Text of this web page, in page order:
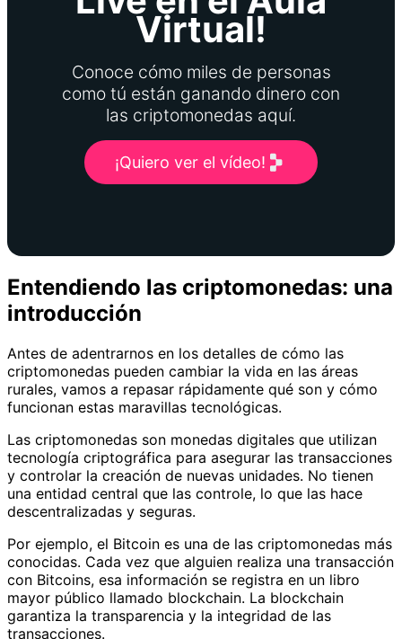
Virtual!
Conoce cómo miles de personas
como tú están ganando dinero con
las criptomonedas aquí.
¡Quiero ver el vídeo!
Entendiendo las criptomonedas: una
introducción
Antes de adentrarnos en los detalles de cómo las
criptomonedas pueden cambiar la vida en las áreas
rurales, vamos a repasar rápidamente qué son y cómo
funcionan estas maravillas tecnológicas.
Las criptomonedas son monedas digitales que utilizan
tecnología criptográfica para asegurar las transacciones
y controlar la creación de nuevas unidades. No tienen
una entidad central que las controle, lo que las hace
descentralizadas y seguras.
Por ejemplo, el Bitcoin es una de las criptomonedas más
conocidas. Cada vez que alguien realiza una transacción
con Bitcoins, esa información se registra en un libro
mayor público llamado blockchain. La blockchain
garantiza la transparencia y la integridad de las
transacciones.